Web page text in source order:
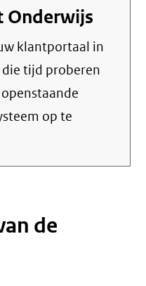
Onderwijs
klantportaal in
die tijd proberen
op te
de